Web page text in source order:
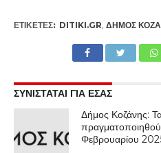
ΕΤΙΚΕΤΕΣ: DITIKI.GR ΔΉΜΟΣ
ΣΥΝΙΣΤΑΤΑΙ ΓΙΑ ΕΣΑΣ
Δήμος Κοζάνης:
Φεβρουαρίου